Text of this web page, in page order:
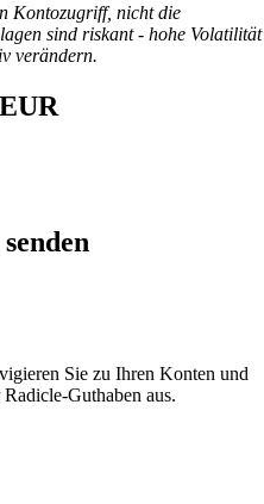
Kontozugriff, nicht die
sind riskant - hohe Volatilität
verändern.
Sie zu Ihren Konten und
Guthaben aus.